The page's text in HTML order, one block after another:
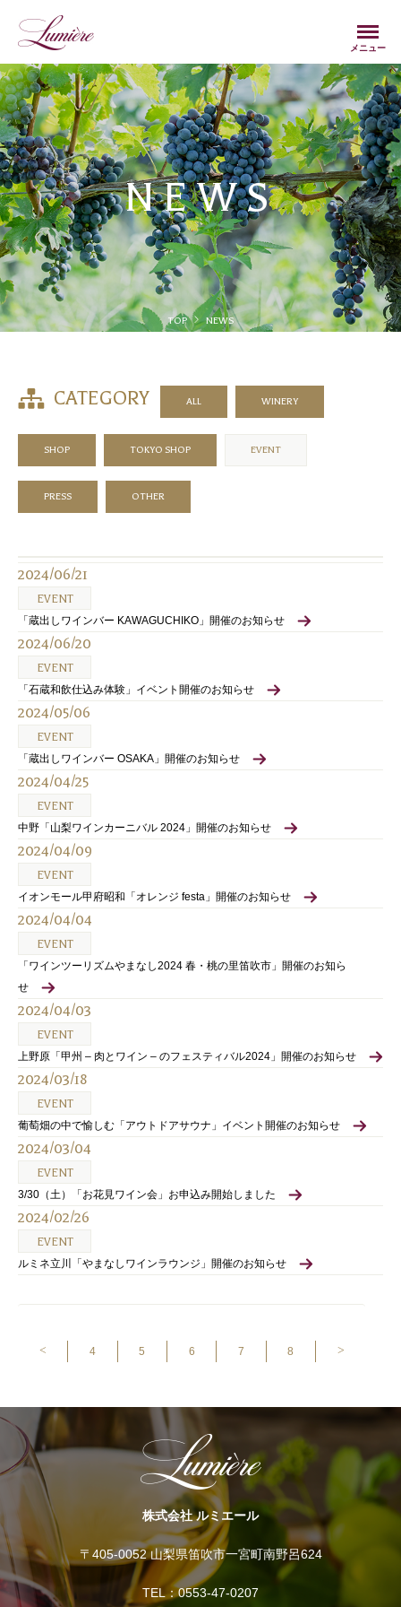
メニュー
NEWS
TOP NEWS
CATEGORY ALL WINERY
SHOP TOKYO SHOP EVENT
PRESS OTHER
2024/06/21
EVENT
「蔵出しワインバー KAWAGUCHIKO」開催のお知らせ
2024/06/20
EVENT
「石蔵和飲仕込み体験」イベント開催のお知らせ
2024/05/06
EVENT
「蔵出しワインバー OSAKA」開催のお知らせ
2024/04/25
EVENT
中野「山梨ワインカーニバル 2024」開催のお知らせ
2024/04/09
EVENT
イオンモール甲府昭和「オレンジ festa」開催のお知らせ
2024/04/04
EVENT
「ワインツーリズムやまなし2024 春・桃の里笛吹市」開催のお知ら
せ
2024/04/03
EVENT
上野原「甲州 – 肉とワイン – のフェスティバル2024」開催のお知らせ
2024/03/18
EVENT
葡萄畑の中で愉しむ「アウトドアサウナ」イベント開催のお知らせ
2024/03/04
EVENT
3/30（土）「お花見ワイン会」お申込み開始しました
2024/02/26
EVENT
ルミネ立川「やまなしワインラウンジ」開催のお知らせ
< 4 5 6 7 8 >
株式会社 ルミエール
〒405-0052 山梨県笛吹市一宮町南野呂624
TEL：0553-47-0207